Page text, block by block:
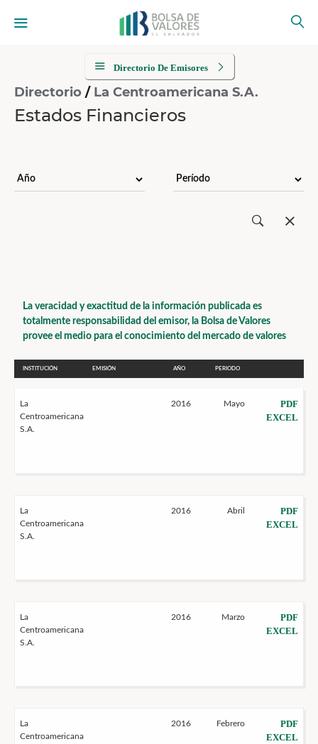
Directorio De Emisores
Directorio / La Centroamericana S.A.
Estados Financieros
La veracidad y exactitud de la información publicada es
totalmente responsabilidad del emisor, la Bolsa de Valores
provee el medio para el conocimiento del mercado de valores
INSTITUCIÓN EMISIÓN AÑO PERIODO
La
Centroamericana
S.A.
2016 Mayo
PDF
EXCEL
La
Centroamericana
S.A.
2016 Abril
PDF
EXCEL
La
Centroamericana
S.A.
2016 Marzo
PDF
EXCEL
La
Centroamericana
2016 Febrero
PDF
EXCEL